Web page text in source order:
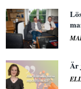
Är